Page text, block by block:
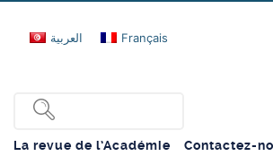
العربية Français
La revue de l’Académie Contactez-